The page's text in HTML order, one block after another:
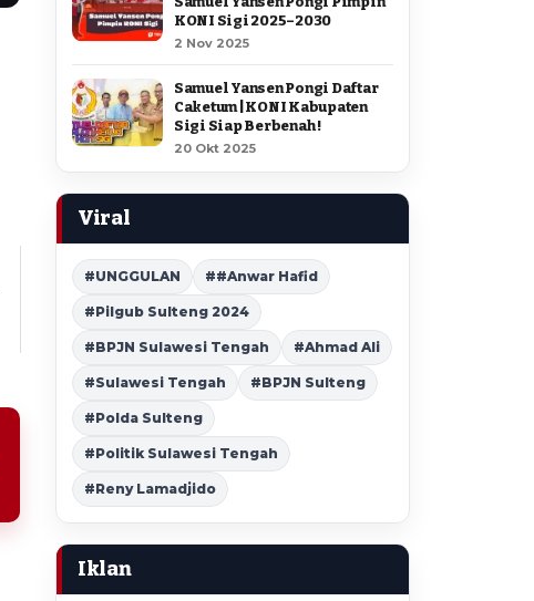
KONI Sigi 2025–2030
2 Nov 2025
Samuel Yansen Pongi Daftar
Caketum | KONI Kabupaten
Sigi Siap Berbenah !
20 Okt 2025
Viral
#UNGGULAN ##Anwar Hafid
#Pilgub Sulteng 2024
#BPJN Sulawesi Tengah #Ahmad Ali
#Sulawesi Tengah #BPJN Sulteng
#Polda Sulteng
#Politik Sulawesi Tengah
#Reny Lamadjido
Iklan